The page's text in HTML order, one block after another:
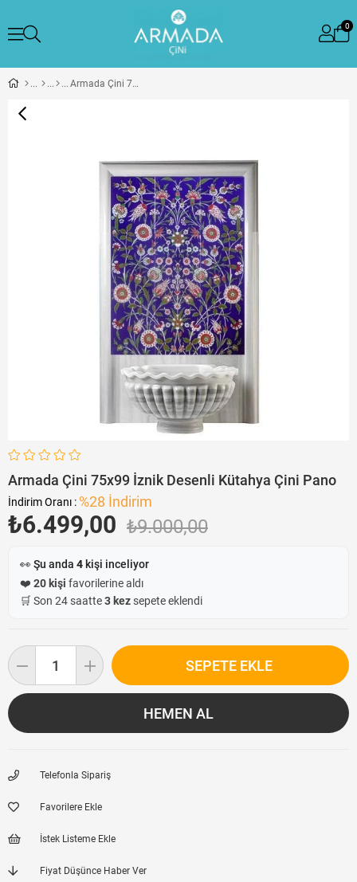
0
Armada Çini 75x99 İznik Desenli Kütahya Çini Pano
Armada Çini 75x99 İznik Desenli Kütahya Çini Pano
İndirim Oranı : %28 İndirim
₺9.000,00
₺6.499,00
👀 Şu anda 4 kişi inceliyor
❤️ 20 kişi favorilerine aldı
🛒 Son 24 saatte3 kezsepete eklendi
Telefonla Sipariş
Favorilere Ekle
İstek Listeme Ekle
Fiyat Düşünce Haber Ver